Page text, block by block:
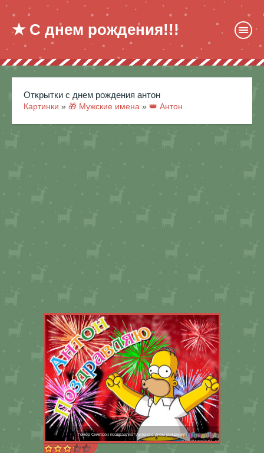
★ С днем рождения!!!
открытки с днем рождения антон
Картинки » 🎁 Мужские имена » 👑 Антон
Гомер Симпсон поздравляет Антона с днем рождения!